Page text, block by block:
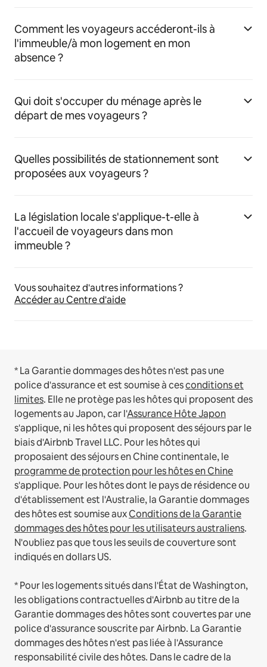
Comment les voyageurs accéderont-ils à
l'immeuble/à mon logement en mon
absence ?
Qui doit s'occuper du ménage après le
départ de mes voyageurs ?
Quelles possibilités de stationnement sont
proposées aux voyageurs ?
La législation locale s'applique-t-elle à
l'accueil de voyageurs dans mon
immeuble ?
Vous souhaitez d'autres informations ?
Accéder au Centre d'aide
* La Garantie dommages des hôtes n'est pas une
police d'assurance et est soumise à cesconditions et
limites. Elle ne protège pas les hôtes qui proposent des
logements au Japon, car l'Assurance Hôte Japon
s'applique, ni les hôtes qui proposent des séjours par le
biais d'Airbnb Travel LLC. Pour les hôtes qui
proposaient des séjours en Chine continentale, le
programme de protection pour les hôtes en Chine
s'applique. Pour les hôtes dont le pays de résidence ou
d'établissement est l'Australie, la Garantie dommages
des hôtes est soumise auxConditions de la Garantie
dommages des hôtes pour les utilisateurs australiens.
N'oubliez pas que tous les seuils de couverture sont
indiqués en dollars US.
* Pour les logements situés dans l'État de Washington,
les obligations contractuelles d'Airbnb au titre de la
Garantie dommages des hôtes sont couvertes par une
police d'assurance souscrite par Airbnb. La Garantie
dommages des hôtes n'est pas liée à l'Assurance
responsabilité civile des hôtes. Dans le cadre de la